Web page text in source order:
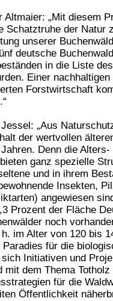
Altmaier: „Mit diesem
Schatztruhe der Natur
unserer
deutsche
in die Liste
Einer nachhaltigen
Forstwirtschaft
„Aus
der wertvollen
Denn die Alters-
ganz spezielle
und in ihrem
Insekten,
angewiesen
Prozent der Fläche
noch
im Alter von 120 bis
für die
Initiativen und
mit dem Thema
für die
Öffentlichkeit